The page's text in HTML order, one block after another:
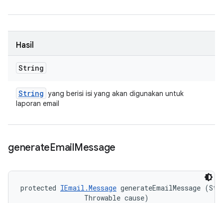
Hasil
String
String yang berisi isi yang akan digunakan untuk
laporan email
generateEmailMessage
protected IEmail.Message generateEmailMessage
                Throwable cause)